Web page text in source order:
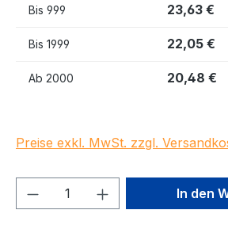
Bis 999 23,63 €
Bis 1999 22,05 €
Ab 2000 20,48 €
Preise exkl. MwSt. zzgl.
Produkt Anzahl: GibIn den